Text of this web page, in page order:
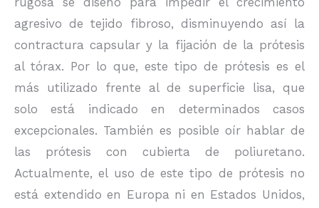
agresivo de tejido fibroso, disminuyendo así la
contractura capsular y la fijación de la prótesis
al tórax. Por lo que, este tipo de prótesis es el
más utilizado frente al de superficie lisa, que
solo está indicado en determinados casos
excepcionales. También es posible oír hablar de
las prótesis con cubierta de poliuretano.
Actualmente, el uso de este tipo de prótesis no
está extendido en Europa ni en Estados Unidos,